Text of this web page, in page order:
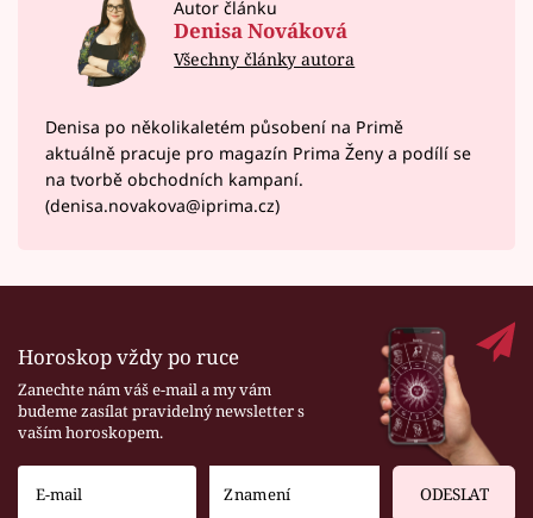
Autor článku
Denisa Nováková
Všechny články autora
Denisa po několikaletém působení na Primě
aktuálně pracuje pro magazín Prima Ženy a podílí se
na tvorbě obchodních kampaní.
(denisa.novakova@iprima.cz)
Horoskop vždy po ruce
Zanechte nám váš e-mail a my vám
budeme zasílat pravidelný newsletter s
vaším horoskopem.
ODESLAT